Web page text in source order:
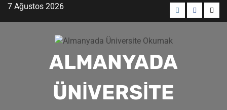
Skip7 Ağustos 2026
MenüMenü
ALMANYADA
ÜNIVERSITE